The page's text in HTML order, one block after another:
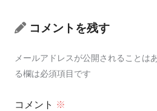
コメントを残す
メールアドレスが公開されることは
る欄は必須項目です
コメント ※